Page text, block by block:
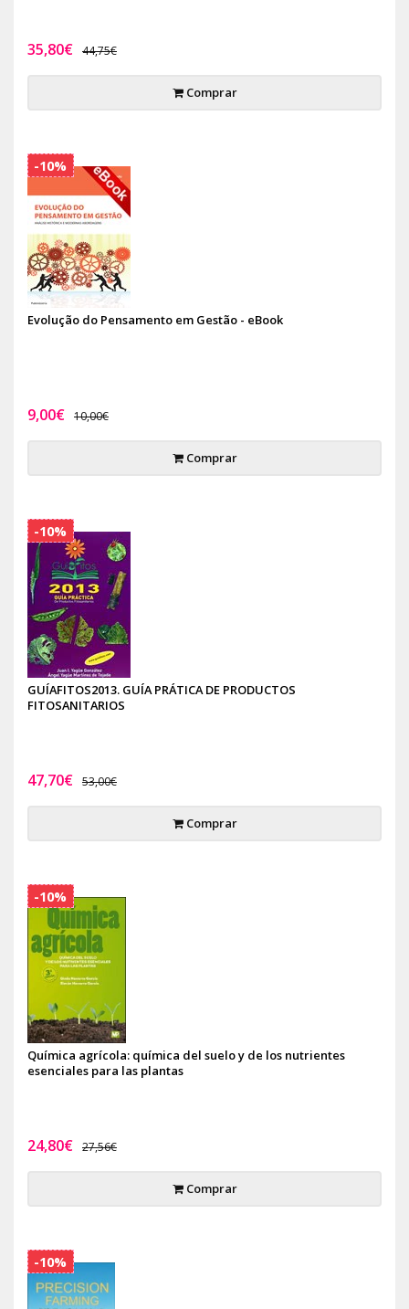
35,80€ 44,75€
Comprar
Evolução do Pensamento em Gestão - eBook
9,00€ 10,00€
Comprar
-10%
GUÍAFITOS2013. GUÍA PRÁTICA DE PRODUCTOS
FITOSANITARIOS
47,70€ 53,00€
Comprar
-10%
Química agrícola: química del suelo y de los nutrientes
esenciales para las plantas
24,80€ 27,56€
Comprar
-10%
-10%